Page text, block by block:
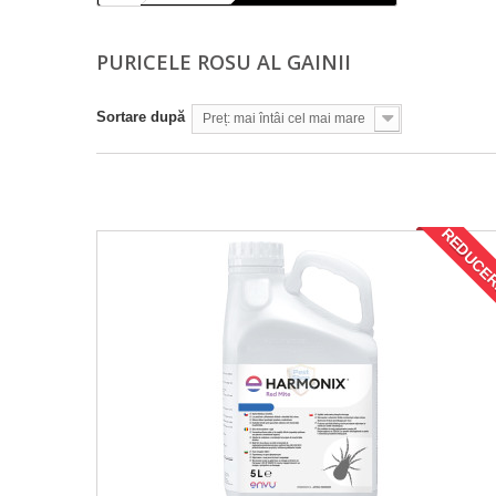
PURICELE ROSU AL GAINII
Sortare după Preț: mai întâi cel mai mare